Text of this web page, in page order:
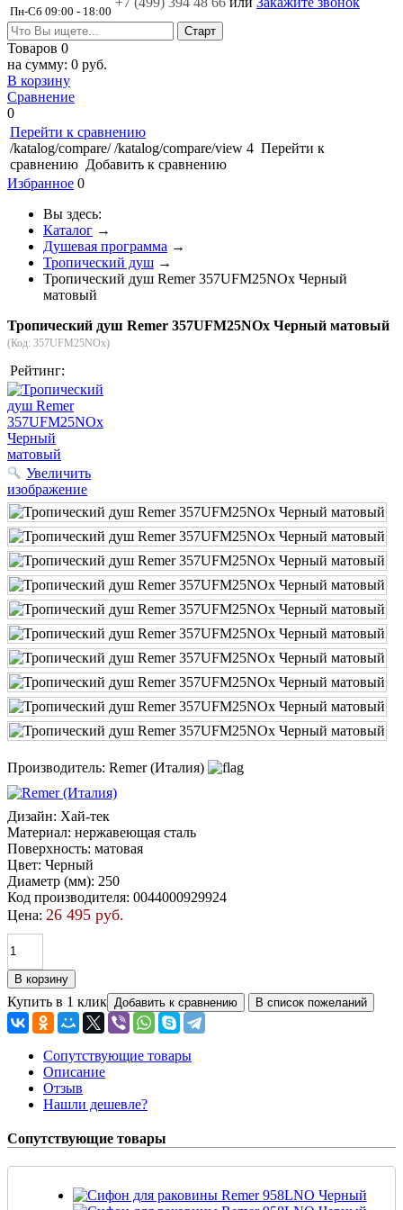
Пн-Сб 09:00 - 18:00
Товаров 0
на сумму: 0 руб.
В корзину
Сравнение
0
Перейти к сравнению
/katalog/compare/ /katalog/compare/view 4 Перейти к
сравнению Добавить к сравнению
Избранное 0
Вы здесь:
Каталог →
Душевая программа →
Тропический душ →
Тропический душ Remer 357UFM25NOx Черный
матовый
Тропический душ Remer 357UFM25NOx Черный матовый
(Код: 357UFM25NOx)
Рейтинг:
Увеличить
изображение
Производитель: Remer (Италия)
Дизайн: Хай-тек
Материал: нержавеющая сталь
Поверхность: матовая
Цвет: Черный
Диаметр (мм): 250
Код производителя: 0044000929924
Цена: 26 495 руб.
Купить в 1 клик
Сопутствующие товары
Описание
Отзыв
Нашли дешевле?
Сопутствующие товары